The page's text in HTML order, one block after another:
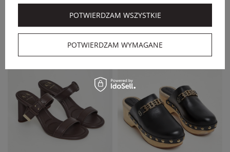
1 447,20 PLN -20% 287,20 PLN -20%
SALE
POTWIERDZAM WYMAGANE
POTWIERDZAM WSZYSTKIE